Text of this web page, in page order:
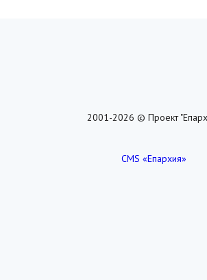
2001-2026 © Проект
CMS «Епархия»